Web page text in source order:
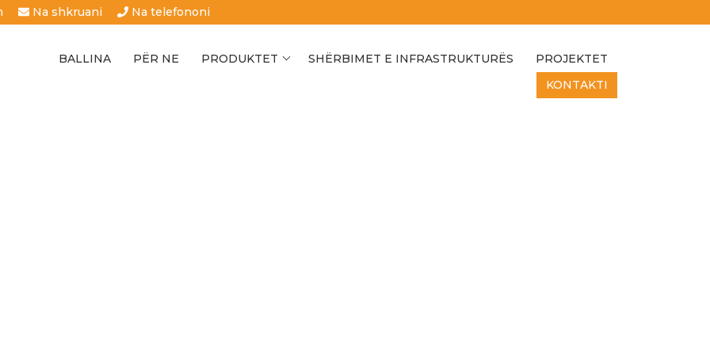
Na shkruani Na telefononi
BALLINA PËR NE PRODUKTET SHËRBIMET E INFRASTRUKTURËS
PROJEKTET
KONTAKTI